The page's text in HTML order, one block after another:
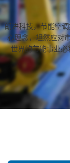
朗进科技，节能空
心理念，坦然应对
世界的节能事业